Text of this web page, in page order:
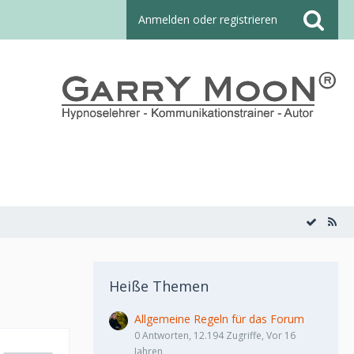
Anmelden oder registrieren
Heiße Themen
Allgemeine Regeln für das Forum
0 Antworten, 12.194 Zugriffe, Vor 16
Jahren